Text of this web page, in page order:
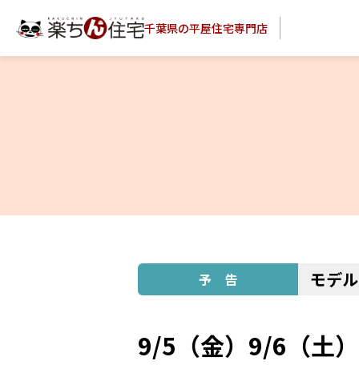
千葉県の平屋住宅専門店
モデ
9/5（金）9/6（土